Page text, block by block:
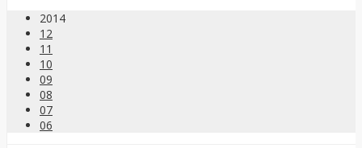
2014
12
11
10
09
08
07
06